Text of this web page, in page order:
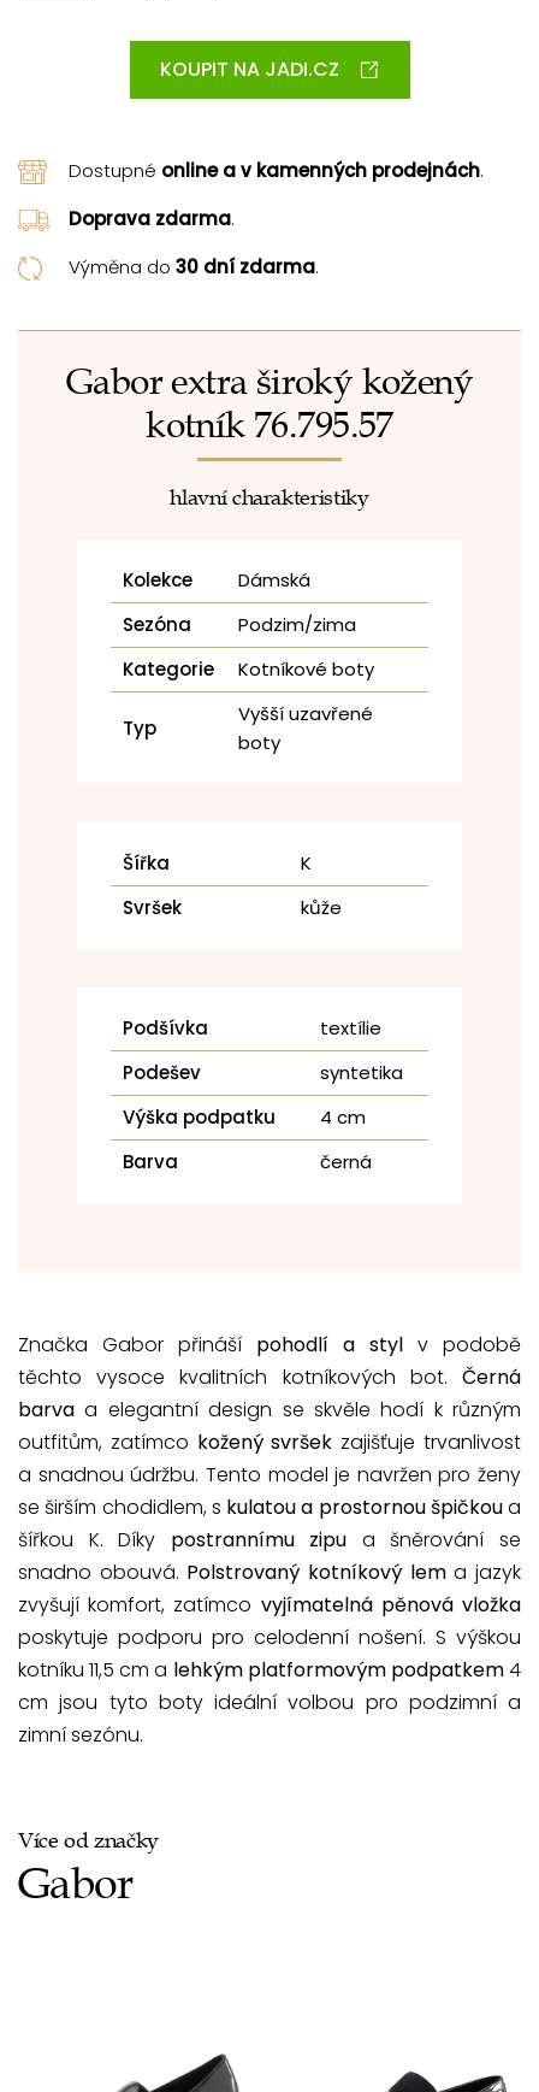
KOUPIT NA JADI.CZ
Dostupné online a v kamenných prodejnách.
Doprava zdarma.
Výměna do 30 dní zdarma.
Gabor extra široký kožený
kotník 76.795.57
hlavní charakteristiky
Kolekce
Dámská
Sezóna
Podzim/zima
Kategorie
Kotníkové boty
Typ
Vyšší uzavřené
boty
Šířka
K
Svršek
kůže
Podšívka
textílie
Podešev
syntetika
Výška podpatku
4 cm
Barva
černá
Značka Gabor přináší pohodlí a styl v podobě
těchto vysoce kvalitních kotníkových bot. Černá
barva a elegantní design se skvěle hodí k různým
outfitům, zatímco kožený svršek zajišťuje trvanlivost
a snadnou údržbu. Tento model je navržen pro ženy
se širším chodidlem, s kulatou a prostornou špičkoua
šířkou K. Díky postrannímu zipu a šněrování se
snadno obouvá. Polstrovaný kotníkový lema jazyk
zvyšují komfort, zatímco vyjímatelná pěnová vložka
poskytuje podporu pro celodenní nošení. S výškou
kotníku 11,5 cm a lehkým platformovým podpatkem4
cm jsou tyto boty ideální volbou pro podzimní a
zimní sezónu.
Více od značky
Gabor